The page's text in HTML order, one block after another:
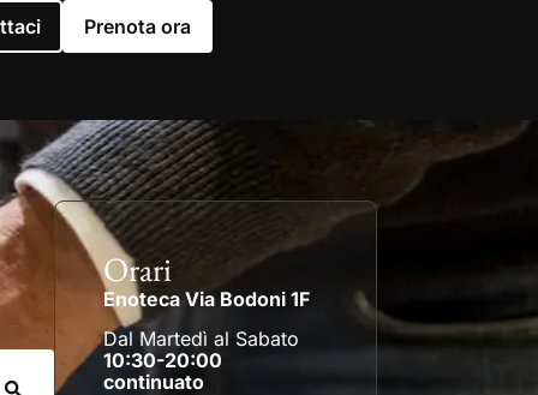
Prenota ora
Orari
Enoteca Via Bodoni 1F
Dal Martedì al Sabato
10:30-20:00
continuato